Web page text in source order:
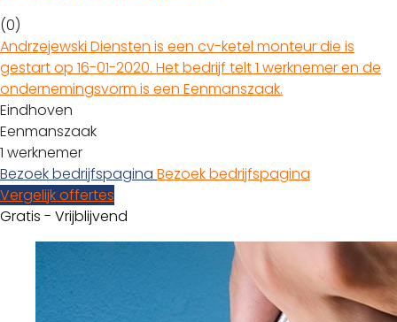
(0)
Andrzejewski Diensten is een cv-ketel monteur die is
gestart op 16-01-2020. Het bedrijf telt 1 werknemer en de
ondernemingsvorm is een Eenmanszaak.
Eindhoven
Eenmanszaak
1 werknemer
Bezoek bedrijfspagina Bezoek bedrijfspagina
Vergelijk offertes
Gratis - Vrijblijvend